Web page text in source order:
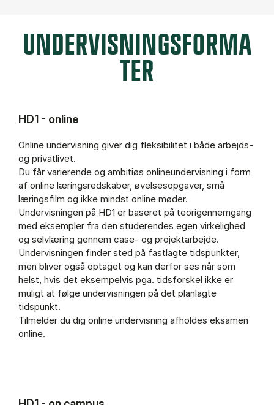
UNDERVISNINGSFORMA
TER
HD1 - online
Online undervisning giver dig fleksibilitet i både arbejds-
og privatlivet.
Du får varierende og ambitiøs onlineundervisning i form
af online læringsredskaber, øvelsesopgaver, små
læringsfilm og ikke mindst online møder.
Undervisningen på HD1 er baseret på teorigennemgang
med eksempler fra den studerendes egen virkelighed
og selvlæring gennem case- og projektarbejde.
Undervisningen finder sted på fastlagte tidspunkter,
men bliver også optaget og kan derfor ses når som
helst, hvis det eksempelvis pga. tidsforskel ikke er
muligt at følge undervisningen på det planlagte
tidspunkt.
Tilmelder du dig online undervisning afholdes eksamen
online.